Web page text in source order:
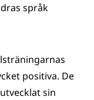
språk
positiva. De
sin